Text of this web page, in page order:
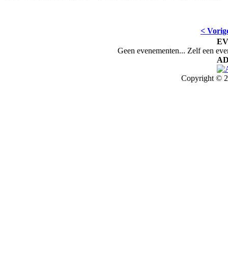
<
Geen evenementen... Zelf een
Copyright ©